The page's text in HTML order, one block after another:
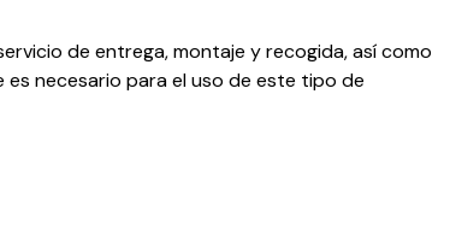
de entrega, montaje y recogida, así como
necesario para el uso de este tipo de